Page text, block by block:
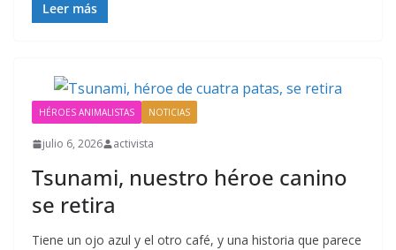
Leer más
HÉROES ANIMALISTAS NOTICIAS
julio 6, 2026 activista
Tsunami, nuestro héroe canino
se retira
Tiene un ojo azul y el otro café, y una historia que parece